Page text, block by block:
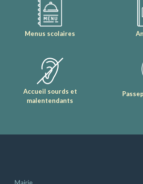
Menus scolaires
Accueil sourds et
malentendants